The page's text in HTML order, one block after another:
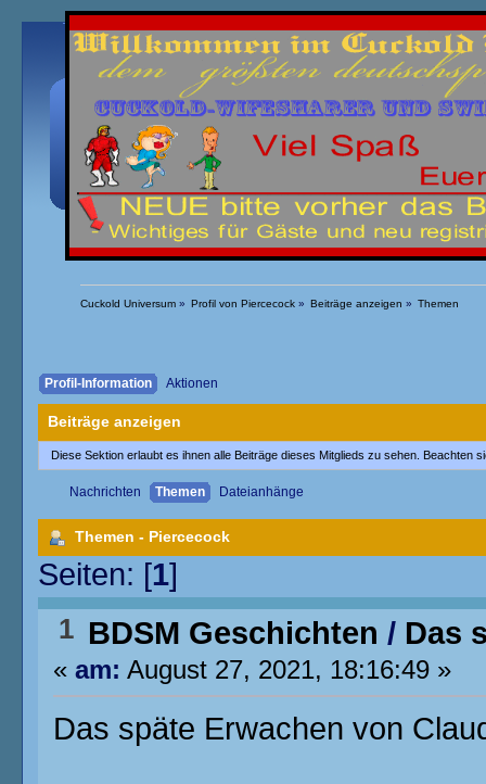
Übersicht Kalender Einloggen Registrieren
Cuckold Universum» Profil von Piercecock» Beiträge anzeigen » Themen
Profil-Information Aktionen
Beiträge anzeigen
Diese Sektion erlaubt es ihnen alle Beiträge dieses Mitglieds zu sehen.
Nachrichten Themen Dateianhänge
Themen - Piercecock
Seiten: [1]
1 BDSM Geschichten / Das
«am: August 27, 2021, 18:16:49 »
Das späte Erwachen von